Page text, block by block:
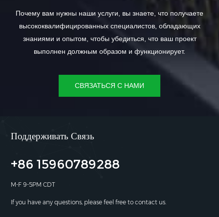
Почему вам нужны наши услуги, вы знаете, что получаете
высококвалифицированных специалистов, обладающих
знаниями и опытом, чтобы убедиться, что ваш проект
выполнен должным образом и функционирует.
СВЯЗАТЬСЯ С НАМИ
Поддерживать Связь
+86 15960789288
M-F 9-5PM CDT
If you have any questions, please feel free to contact us.